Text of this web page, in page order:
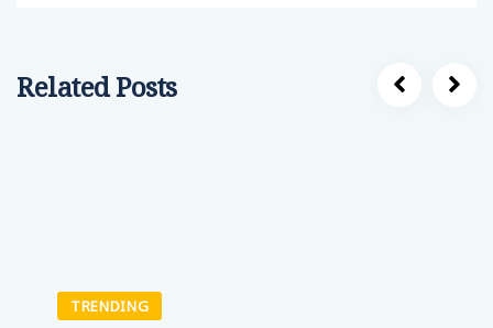
Related Posts
TRENDING